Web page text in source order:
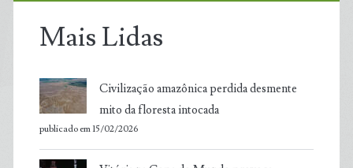
Mais Lidas
Civilização amazônica perdida desmente
mito da floresta intocada
publicado em 15/02/2026